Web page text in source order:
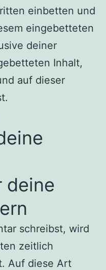
einbetten und
eingebetteten
deiner
Inhalt,
auf dieser
deine
schreibst, wird
zeitlich
Auf diese Art